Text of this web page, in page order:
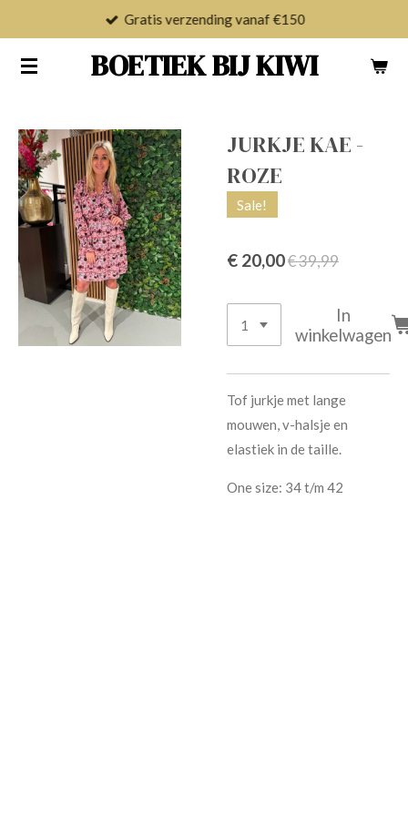
naar
BOETIEK BIJ KIWI
Gratis verzending vanaf €150
JURKJE KAE -
ROZE
Sale!
€ 20,00€ 39,99
In
winkelwagen
Tof jurkje met lange
mouwen, v-halsje en
elastiek in de taille.
One size: 34 t/m 42